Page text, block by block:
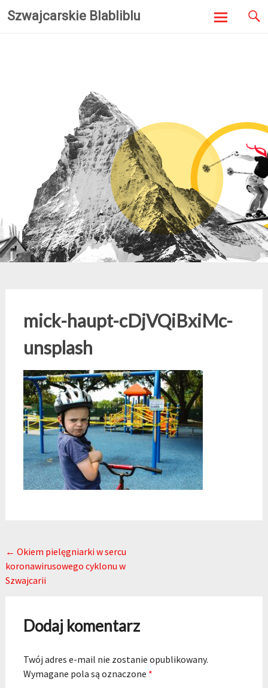
Szwajcarskie Blabliblu
mick-haupt-cDjVQiBxiMc-
unsplash
Post navigation
← Okiem pielęgniarki w sercu
koronawirusowego cyklonu w
Szwajcarii
Dodaj komentarz
Twój adres e-mail nie zostanie opublikowany.
Wymagane pola są oznaczone *